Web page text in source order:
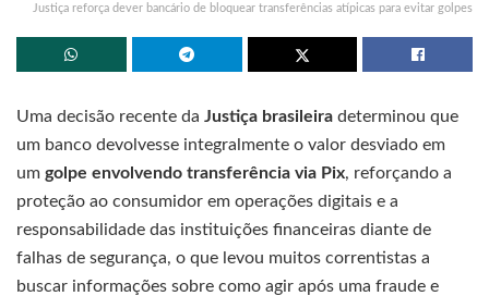
Justiça reforça dever bancário de bloquear transferências atípicas para evitar golpes
Uma decisão recente da Justiça brasileira determinou que
um banco devolvesse integralmente o valor desviado em
um golpe envolvendo transferência via Pix, reforçando a
proteção ao consumidor em operações digitais e a
responsabilidade das instituições financeiras diante de
falhas de segurança, o que levou muitos correntistas a
buscar informações sobre como agir após uma fraude e